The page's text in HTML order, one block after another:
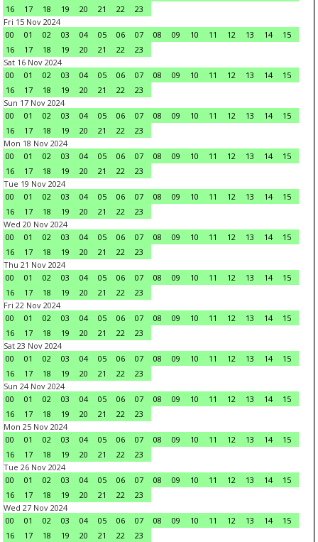
16
17 18 19 20 21 22
23
Fri 15 Nov 2024
00
01 02 03 04 05 06 07 08 09 10 11 12 13 14
15
16
17 18 19 20 21 22
23
Sat 16 Nov 2024
00
01 02 03 04 05 06 07 08 09 10 11 12 13 14
15
16
17 18 19 20 21 22
23
Sun 17 Nov 2024
00
01 02 03 04 05 06 07 08 09 10 11 12 13 14
15
16
17 18 19 20 21 22
23
Mon 18 Nov 2024
00
01 02 03 04 05 06 07 08 09 10 11 12 13 14
15
16
17 18 19 20 21 22
23
Tue 19 Nov 2024
00
01 02 03 04 05 06 07 08 09 10 11 12 13 14
15
16
17 18 19 20 21 22
23
Wed 20 Nov 2024
00
01 02 03 04 05 06 07 08 09 10 11 12 13 14
15
16
17 18 19 20 21 22
23
Thu 21 Nov 2024
00
01 02 03 04 05 06 07 08 09 10 11 12 13 14
15
16
17 18 19 20 21 22
23
Fri 22 Nov 2024
00
01 02 03 04 05 06 07 08 09 10 11 12 13 14
15
16
17 18 19 20 21 22
23
Sat 23 Nov 2024
00
01 02 03 04 05 06 07 08 09 10 11 12 13 14
15
16
17 18 19 20 21 22
23
Sun 24 Nov 2024
00
01 02 03 04 05 06 07 08 09 10 11 12 13 14
15
16
17 18 19 20 21 22
23
Mon 25 Nov 2024
00
01 02 03 04 05 06 07 08 09 10 11 12 13 14
15
16
17 18 19 20 21 22
23
Tue 26 Nov 2024
00
01 02 03 04 05 06 07 08 09 10 11 12 13 14
15
16
17 18 19 20 21 22
23
Wed 27 Nov 2024
00
01 02 03 04 05 06 07 08 09 10 11 12 13 14
15
16
17 18 19 20 21 22
23